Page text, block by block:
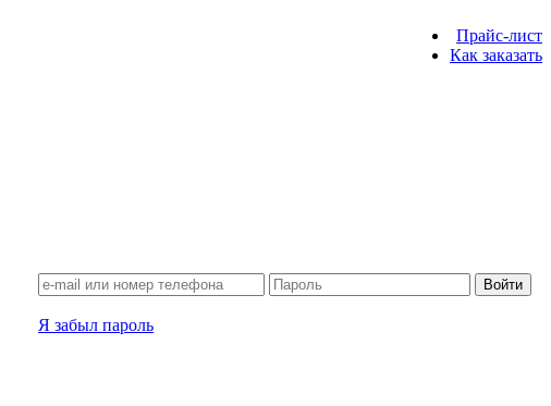
Прайс-лист
Как заказать
Войти
Я забыл пароль